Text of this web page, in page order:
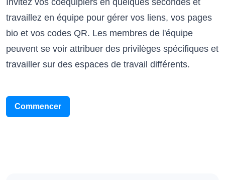
travaillez en équipe pour gérer vos liens, vos pages
bio et vos codes QR. Les membres de l'équipe
peuvent se voir attribuer des privilèges spécifiques et
travailler sur des espaces de travail différents.
Commencer